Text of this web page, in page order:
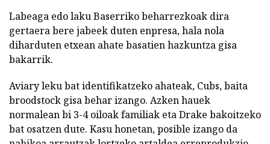
Labeaga edo laku Baserriko beharrezkoak dira
gertaera bere jabeek duten enpresa, hala nola
diharduten etxean ahate basatien hazkuntza gisa
bakarrik.
Aviary leku bat identifikatzeko ahateak, Cubs, baita
broodstock gisa behar izango. Azken hauek
normalean bi 3-4 oiloak familiak eta Drake bakoitzeko
bat osatzen dute. Kasu honetan, posible izango da